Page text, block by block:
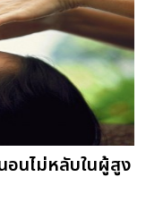
อนไม่หลับในผู้สูง